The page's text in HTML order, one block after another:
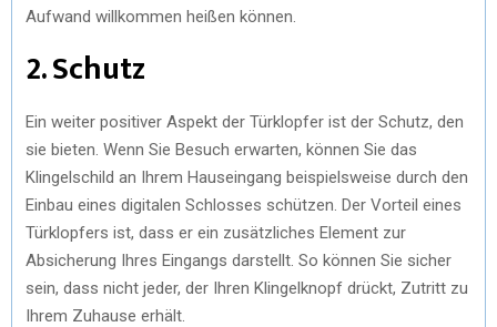
Aufwand willkommen heißen können.
2. Schutz
Ein weiter positiver Aspekt der Türklopfer ist der Schutz, den
sie bieten. Wenn Sie Besuch erwarten, können Sie das
Klingelschild an Ihrem Hauseingang beispielsweise durch den
Einbau eines digitalen Schlosses schützen. Der Vorteil eines
Türklopfers ist, dass er ein zusätzliches Element zur
Absicherung Ihres Eingangs darstellt. So können Sie sicher
sein, dass nicht jeder, der Ihren Klingelknopf drückt, Zutritt zu
Ihrem Zuhause erhält.